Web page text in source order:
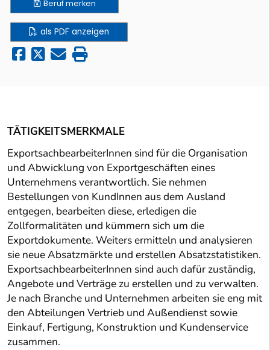
Berufmerken
als PDF anzeigen
TÄTIGKEITSMERKMALE
ExportsachbearbeiterInnen sind für die Organisation
und Abwicklung von Exportgeschäften eines
Unternehmens verantwortlich. Sie nehmen
Bestellungen von KundInnen aus dem Ausland
entgegen, bearbeiten diese, erledigen die
Zollformalitäten und kümmern sich um die
Exportdokumente. Weiters ermitteln und analysieren
sie neue Absatzmärkte und erstellen Absatzstatistiken.
ExportsachbearbeiterInnen sind auch dafür zuständig,
Angebote und Verträge zu erstellen und zu verwalten.
Je nach Branche und Unternehmen arbeiten sie eng mit
den Abteilungen Vertrieb und Außendienst sowie
Einkauf, Fertigung, Konstruktion und Kundenservice
zusammen.